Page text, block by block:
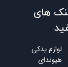
های
لوازم یدکی
هیوندای